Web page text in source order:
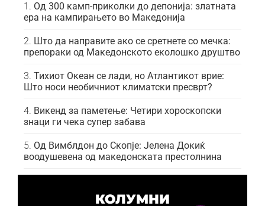
Од 300 камп-приколки до депонија: златната
ера на кампирањето во Македонија
Што да направите ако се сретнете со мечка:
препораки од Македонското еколошко друштво
Тихиот Океан се лади, но Атлантикот врие:
Што носи необичниот климатски пресврт?
Викенд за паметење: Четири хороскопски
знаци ги чека супер забава
Од Вимблдон до Скопје: Јелена Докиќ
воодушевена од македонската престолнина
КОЛУМНИ